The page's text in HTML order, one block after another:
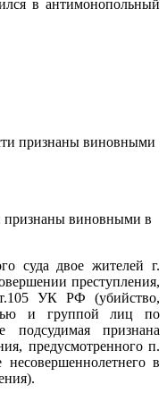
в антимонопольный
признаны виновными в
суда двое жителей г.
преступления,
УК РФ (убийство,
и группой лиц по
подсудимая признана
предусмотренного п.
в